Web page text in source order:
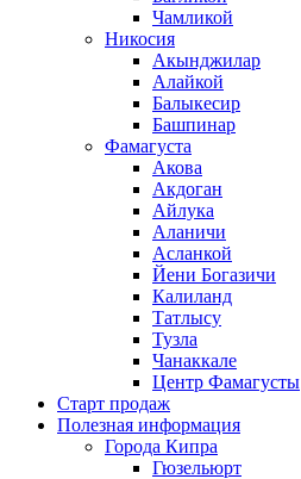
Чамликой
Никосия
Акынджилар
Алайкой
Балыкесир
Башпинар
Фамагуста
Акова
Акдоган
Айлука
Аланичи
Асланкой
Йени Богазичи
Калиланд
Татлысу
Тузла
Чанаккале
Центр Фамагусты
Старт продаж
Полезная информация
Города Кипра
Гюзельюрт